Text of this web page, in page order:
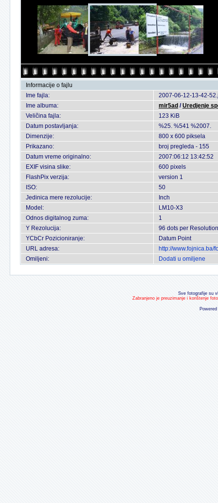
Informacije o fajlu
Ime fajla:
2007-06-12-13-42-
Ime albuma:
mir5ad /Uredjenje
Veličina fajla:
123 KiB
Datum postavljanja:
%25. %541 %2007.
Dimenzije:
800 x 600 piksela
Prikazano:
broj pregleda - 155
Datum vreme originalno:
2007:06:12 13:42:52
EXIF visina slike:
600 pixels
FlashPix verzija:
version 1
ISO:
50
Jedinica mere rezolucije:
Inch
Model:
LM10-X3
Odnos digitalnog zuma:
1
Y Rezolucija:
96 dots per
YCbCr Pozicioniranje:
Datum Point
URL adresa:
http://
Omiljeni:
Dodati u omiljene
Sve fotografije su
Zabranjeno je preuzimanje i korištenje